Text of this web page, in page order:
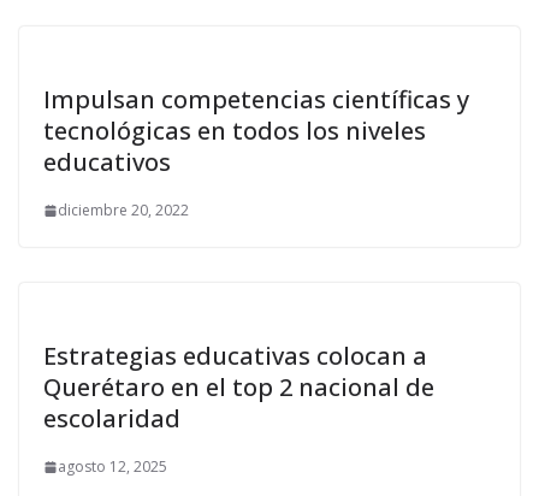
Impulsan competencias científicas y
tecnológicas en todos los niveles
educativos
diciembre 20, 2022
Estrategias educativas colocan a
Querétaro en el top 2 nacional de
escolaridad
agosto 12, 2025